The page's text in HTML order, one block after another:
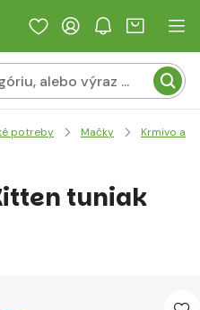
potreby Mačky Krmivo a
tuniak